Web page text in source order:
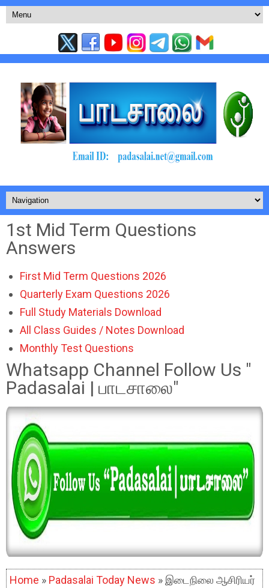
1st Mid Term Questions
Answers
First Mid Term Questions 2026
Quarterly Exam Questions 2026
Full Study Materials Download
All Class Guides / Notes Download
Monthly Test Questions
Whatsapp Channel Follow Us "
Padasalai | பாடசாலை"
Home » Padasalai Today News » இடைநிலை ஆசிரியர்